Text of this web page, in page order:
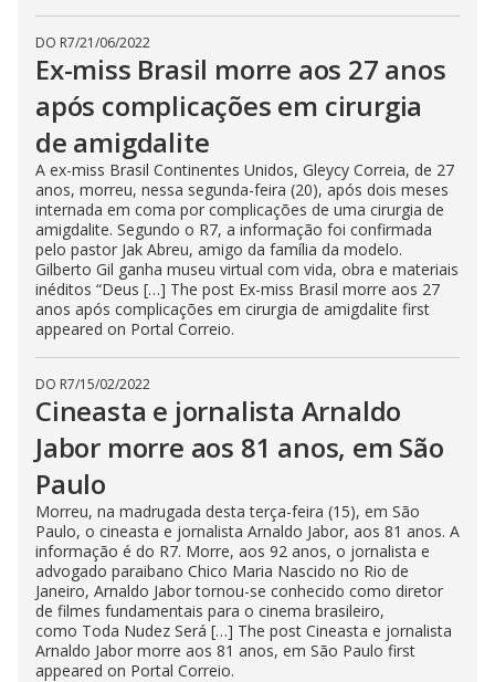
DO R7/21/06/2022
Ex-miss Brasil morre aos 27 anos
após complicações em cirurgia
de amigdalite
A ex-miss Brasil Continentes Unidos, Gleycy Correia, de 27
anos, morreu, nessa segunda-feira (20), após dois meses
internada em coma por complicações de uma cirurgia de
amigdalite. Segundo o R7, a informação foi confirmada
pelo pastor Jak Abreu, amigo da família da modelo.
Gilberto Gil ganha museu virtual com vida, obra e materiais
inéditos “Deus […] The post Ex-miss Brasil morre aos 27
anos após complicações em cirurgia de amigdalite first
appeared on Portal Correio.
DO R7/15/02/2022
Cineasta e jornalista Arnaldo
Jabor morre aos 81 anos, em São
Paulo
Morreu, na madrugada desta terça-feira (15), em São
Paulo, o cineasta e jornalista Arnaldo Jabor, aos 81 anos. A
informação é do R7. Morre, aos 92 anos, o jornalista e
advogado paraibano Chico Maria Nascido no Rio de
Janeiro, Arnaldo Jabor tornou-se conhecido como diretor
de filmes fundamentais para o cinema brasileiro,
como Toda Nudez Será […] The post Cineasta e jornalista
Arnaldo Jabor morre aos 81 anos, em São Paulo first
appeared on Portal Correio.